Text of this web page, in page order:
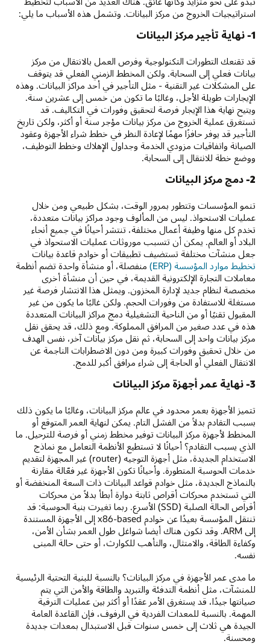
استراتيجيات الخروج من مركز البيانات. وتشمل هذه الأسباب ما يلي:
1- نهاية تأجير مركز البيانات
قد تقنعك التطورات التكنولوجية وفرص العمل بالانتقال من مركز
بيانات فعلي إلى السحابة. ولكن المخطط الزمني الفعلي قد يتوقف
على المشكلات غير التقنية - مثل التأجير في أحد مراكز البيانات. وهذه
الإيجارات طويلة الأجل، وغالبًا ما تكون من خمس إلى عشرين سنة.
ويتيح نهاية هذا الإيجار فرصة لتحقيق وفورات في التكاليف. قد
تستغرق عملية الخروج من مركز بيانات مؤجر سنة أو أكثر، ولكن تاريخ
التأجير قد يوفر حافزًا مهمًا لإعادة النظر في خطط شراء الأجهزة وعقود
الصيانة واتفاقيات مزودي الخدمة وجداول الإهلاك وخطط التوظيف،
ووضع خطة للانتقال إلى السحابة.
2- دمج مركز البيانات
تنمو المؤسسات وتتطور بمرور الوقت، بشكل طبيعي ومن خلال
عمليات الاستحواذ. ليس من المألوف وجود مراكز بيانات متعددة،
تخدم كل منها وظيفة أعمال مختلفة، تنتشر أحيانًا في جميع أنحاء
البلاد أو العالم. يمكن أن تتسبب موروثات عمليات الاستحواذ في
جعل منشآت مختلفة تستضيف تطبيقات أو خوادم قاعدة بيانات
تخطيط موارد المؤسسة (ERP)
منفصلة، أو منشأة واحدة تضم أنظمة
معاملات التجارة الإلكترونية القديمة، في حين أن منشأة أخرى
مخصصة لنظام جديد لإدارة المخزون. ويمثل هذا الانتشار فرصة غير
مستغلة للاستفادة من وفورات الحجم. ولكن غالبًا ما يكون من غير
المقبول تقنيًا أو من الناحية التشغيلية دمج مراكز البيانات المتعددة
هذه في عدد صغير من المرافق المملوكة. ومع ذلك، قد يحقق نقل
مركز بيانات واحد إلى السحابة، ثم نقل مركز بيانات آخر، نفس الهدف
من خلال تحقيق وفورات كبيرة ومن دون الاضطرابات الناجمة عن
الانتقال الفعلي أو الحاجة إلى شراء مرافق أكبر للدمج.
3- نهاية عمر أجهزة مركز البيانات
تتميز الأجهزة بعمر محدود في عالم مركز البيانات، وغالبًا ما يكون ذلك
بسبب التقادم بدلاً من الفشل التام. يمكن لنهاية العمر المتوقع أو
المخطط لأجهزة مركز البيانات توفير مخطط زمني أو فرصة للترحيل. ما
الذي يسبب التقادم؟ أحيانًا لا تستطيع الأنظمة التعامل مع نماذج
الاستخدام الجديدة، مثل أجهزة التوجيه (router) غير المجهزة لتقديم
خدمات الحوسبة المتطورة. وأحيانًا تكون الأجهزة غير فعّالة مقارنة
بالنماذج الجديدة، مثل خوادم قواعد البيانات ذات السعة المنخفضة أو
التي تستخدم محركات أقراص ثابتة دوارة أبطأ بدلاً من محركات
أقراص الحالة الصلبة (SSD) الأسرع. ربما تغيرت بنية الحوسبة: قد
تنتقل المؤسسة بعيدًا عن خوادم x86-based إلى الأجهزة المستندة
إلى ARM. وقد تكون هناك أيضا شواغل طول العمر بشأن الأمن،
وكفاءة الطاقة، والامتثال، والتأهب للكوارث، أو حتى حالة المبنى
نفسه.
ما مدى عمر الأجهزة في مركز البيانات؟ بالنسبة للبنية التحتية الرئيسية
للمنشآت، مثل أنظمة التدفئة والتبريد والطاقة والأمن التي يتم
صيانتها جيدًا، قد يستغرق الأمر عقدًا أو أكثر بين عمليات الترقية
المهمة. بالنسبة للمعدات الفردية في الرفوف، فإن القاعدة العامة
الجيدة هي ثلاث إلى خمس سنوات قبل الاستبدال بمعدات جديدة
ومحسنة.